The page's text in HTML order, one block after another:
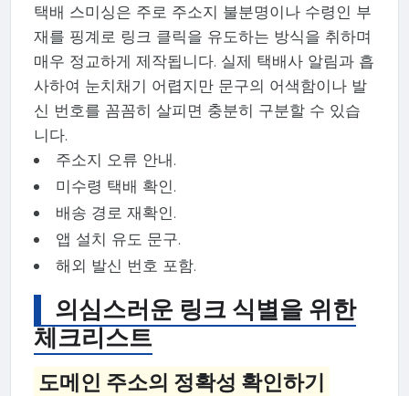
택배 스미싱은 주로 주소지 불분명이나 수령인 부
재를 핑계로 링크 클릭을 유도하는 방식을 취하며
매우 정교하게 제작됩니다. 실제 택배사 알림과 흡
사하여 눈치채기 어렵지만 문구의 어색함이나 발
신 번호를 꼼꼼히 살피면 충분히 구분할 수 있습
니다.
주소지 오류 안내.
미수령 택배 확인.
배송 경로 재확인.
앱 설치 유도 문구.
해외 발신 번호 포함.
의심스러운 링크 식별을 위한
체크리스트
도메인 주소의 정확성 확인하기